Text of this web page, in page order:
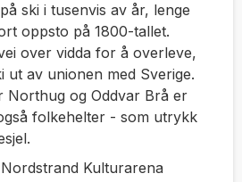
ski i tusenvis av år, lenge
oppsto på 1800-tallet.
over vidda for å overleve,
ut av unionen med Sverige.
Northug og Oddvar Brå er
folkehelter - som utrykk
Kulturarena